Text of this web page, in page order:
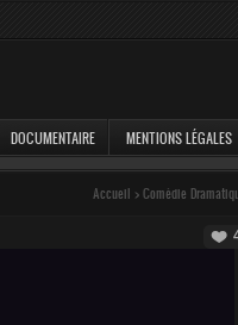
DOCUMENTAIRE MENTIONS LÉGALES
Accueil > Comédie